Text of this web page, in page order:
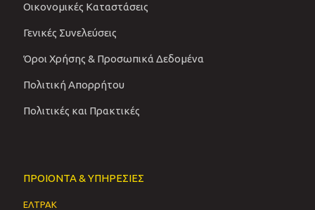
Οικονομικές Καταστάσεις
Γενικές Συνελεύσεις
Όροι Χρήσης & Προσωπικά Δεδομένα
Πολιτική Απορρήτου
Πολιτικές και Πρακτικές
ΠΡΟΙΟΝΤΑ & ΥΠΗΡΕΣΙΕΣ
ΕΛΤΡΑΚ